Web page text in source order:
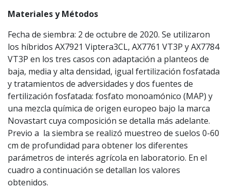
Materiales y Métodos
Fecha de siembra: 2 de octubre de 2020. Se utilizaron
los híbridos AX7921 Viptera3CL, AX7761 VT3P y AX7784
VT3P en los tres casos con adaptación a planteos de
baja, media y alta densidad, igual fertilización fosfatada
y tratamientos de adversidades y dos fuentes de
fertilización fosfatada: fosfato monoamónico (MAP) y
una mezcla química de origen europeo bajo la marca
Novastart cuya composición se detalla más adelante.
Previo a la siembra se realizó muestreo de suelos 0-60
cm de profundidad para obtener los diferentes
parámetros de interés agrícola en laboratorio. En el
cuadro a continuación se detallan los valores
obtenidos.